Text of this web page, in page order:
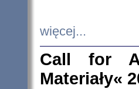
więcej...
Call for
Materiały«